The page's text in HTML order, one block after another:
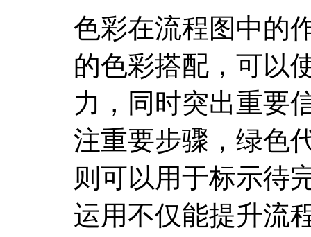
色彩在流程图中的
的色彩搭配，可以
力，同时突出重要
注重要步骤，绿色
则可以用于标示待
运用不仅能提升流